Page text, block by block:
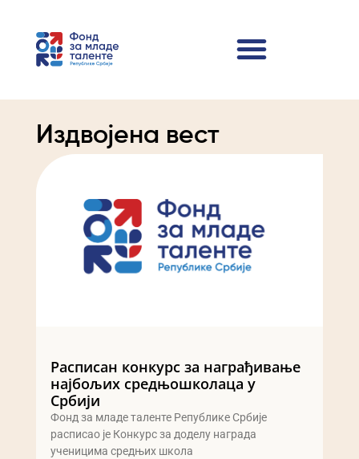
Издвојена вест
Расписан конкурс за награђивање
најбољих средњошколаца у
Србији
Фонд за младе таленте Републике Србије
расписао је Конкурс за доделу награда
ученицима средњих школа